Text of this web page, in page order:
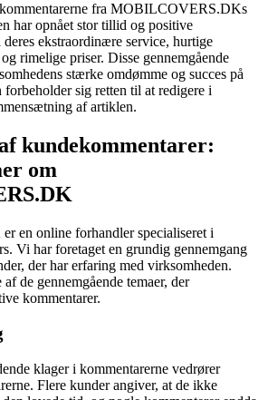
kommentarerne fra MOBILCOVERS.DKs
har opnået stor tillid og positive
deres ekstraordinære service, hurtige
rimelige priser. Disse gennemgående
stærke omdømme og succes på
forbeholder sig retten til at redigere i
af artiklen.
kundekommentarer:
om
en online forhandler specialiseret i
Vi har foretaget en grundig gennemgang
der har erfaring med virksomheden.
de gennemgående temaer, der
kommentarer.
klager i kommentarerne vedrører
Flere kunder angiver, at de ikke